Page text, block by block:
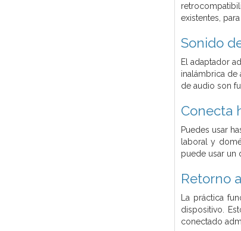
existentes,
Sonido
El adaptador
inalámbrica de
de audio son
Conecta
Puedes usar
laboral y
puede usar un
Retorno
La práctica
dispositivo.
conectado